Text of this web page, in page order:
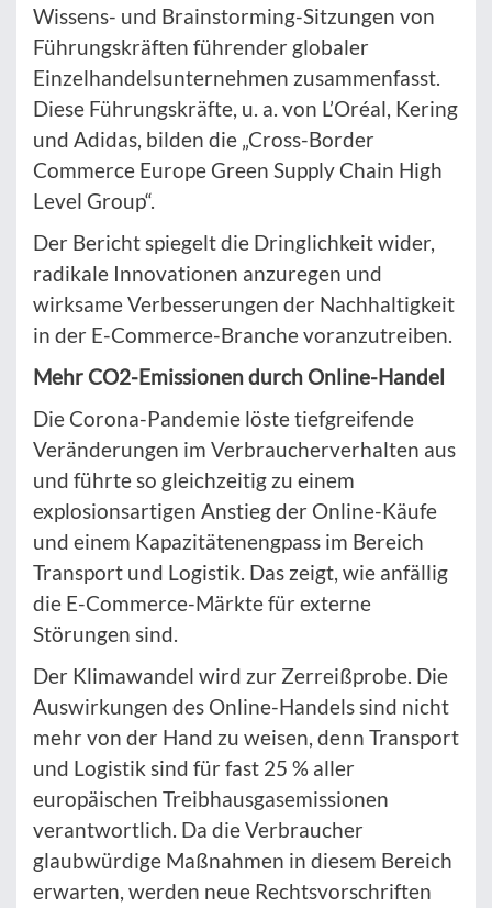
Wissens- und Brainstorming-Sitzungen von
Führungskräften führender globaler
Einzelhandelsunternehmen zusammenfasst.
Diese Führungskräfte, u. a. von L’Oréal, Kering
und Adidas, bilden die „Cross-Border
Commerce Europe Green Supply Chain High
Level Group“.
Der Bericht spiegelt die Dringlichkeit wider,
radikale Innovationen anzuregen und
wirksame Verbesserungen der Nachhaltigkeit
in der E-Commerce-Branche voranzutreiben.
Mehr CO2-Emissionen durch Online-Handel
Die Corona-Pandemie löste tiefgreifende
Veränderungen im Verbraucherverhalten aus
und führte so gleichzeitig zu einem
explosionsartigen Anstieg der Online-Käufe
und einem Kapazitätenengpass im Bereich
Transport und Logistik. Das zeigt, wie anfällig
die E-Commerce-Märkte für externe
Störungen sind.
Der Klimawandel wird zur Zerreißprobe. Die
Auswirkungen des Online-Handels sind nicht
mehr von der Hand zu weisen, denn Transport
und Logistik sind für fast 25 % aller
europäischen Treibhausgasemissionen
verantwortlich. Da die Verbraucher
glaubwürdige Maßnahmen in diesem Bereich
erwarten, werden neue Rechtsvorschriften